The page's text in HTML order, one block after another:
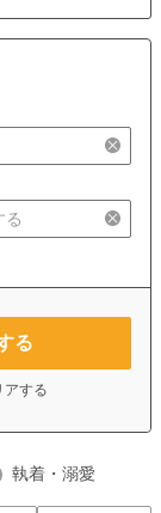
る
アする
執着・溺愛